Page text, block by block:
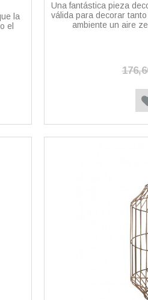
la
el
Una fantástica pieza
válida para decorar
ambiente un aire